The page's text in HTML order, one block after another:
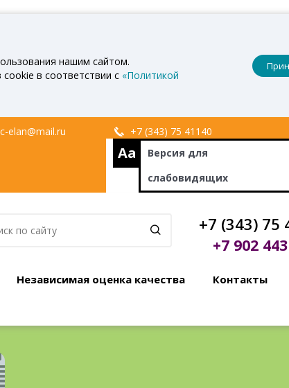
нашим сайтом.
в соответствии с «Политикой
elan@mail.ru +7 (343) 75 41140
Aa Версия для
слабовидящих
+7 (343) 75
+7 902
Независимая оценка качества
Контакты